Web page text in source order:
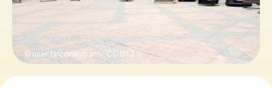
Gutscheine bestellen
© user:falconaumanni, CC BY 3.0